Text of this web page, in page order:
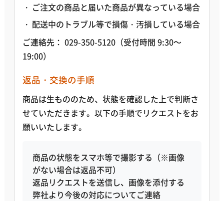
ご注文の商品と届いた商品が異なっている場合
配送中のトラブル等で損傷・汚損している場合
ご連絡先： 029-350-5120（受付時間 9:30～
19:00）
返品・交換の手順
商品は生もののため、状態を確認した上で判断さ
せていただきます。以下の手順でリクエストをお
願いいたします。
商品の状態をスマホ等で撮影する（※画像
がない場合は返品不可）
返品リクエストを送信し、画像を添付する
弊社より今後の対応についてご連絡